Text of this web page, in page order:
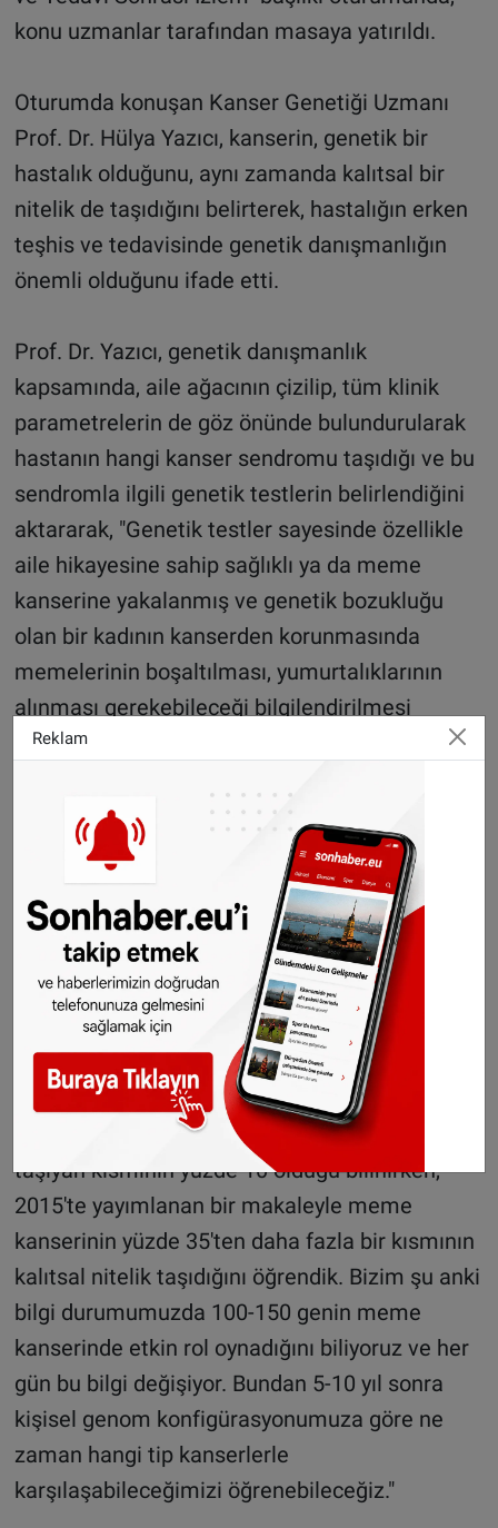
konu uzmanlar tarafından masaya yatırıldı.
Oturumda konuşan Kanser Genetiği Uzmanı
Prof. Dr. Hülya Yazıcı, kanserin, genetik bir
hastalık olduğunu, aynı zamanda kalıtsal bir
nitelik de taşıdığını belirterek, hastalığın erken
teşhis ve tedavisinde genetik danışmanlığın
önemli olduğunu ifade etti.
Prof. Dr. Yazıcı, genetik danışmanlık
kapsamında, aile ağacının çizilip, tüm klinik
parametrelerin de göz önünde bulundurularak
hastanın hangi kanser sendromu taşıdığı ve bu
sendromla ilgili genetik testlerin belirlendiğini
aktararak, "Genetik testler sayesinde özellikle
aile hikayesine sahip sağlıklı ya da meme
kanserine yakalanmış ve genetik bozukluğu
olan bir kadının kanserden korunmasında
memelerinin boşaltılması, yumurtalıklarının
alınması gerekebileceği bilgilendirilmesi
yapılıyor. Bundan başka hastalık kalıtsal nitelik
geçirme riski olup olmadığı, ailenin hastalıktan
korunması ve takibi konusunda bilgiler ve
gerekli yönlendirilmeler paylaşılıyor."
değerlendirmesinde bulundu.
Genom incelemeleri konusunda tıbbın sürekli
ilerleme kaydettiğini vurgulayan Yazıcı, şu
bilgileri verdi:
"2015'ten önce meme kanserinin kalıtsal nitelik
taşıyan kısmının yüzde 10 olduğu bilinirken,
2015'te yayımlanan bir makaleyle meme
kanserinin yüzde 35'ten daha fazla bir kısmının
kalıtsal nitelik taşıdığını öğrendik. Bizim şu anki
bilgi durumumuzda 100-150 genin meme
kanserinde etkin rol oynadığını biliyoruz ve her
gün bu bilgi değişiyor. Bundan 5-10 yıl sonra
kişisel genom konfigürasyonumuza göre ne
zaman hangi tip kanserlerle
karşılaşabileceğimizi öğrenebileceğiz."
Reklam